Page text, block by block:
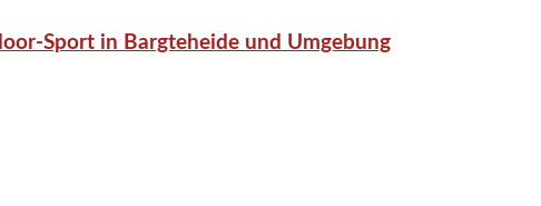
Sport in Bargteheide und Umgebung